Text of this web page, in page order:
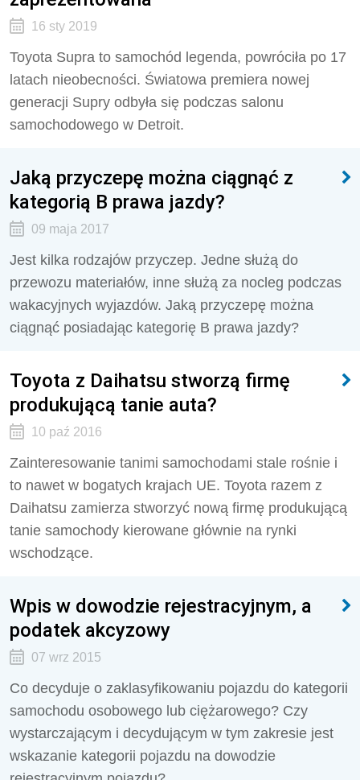
16 sty 2019
Toyota Supra to samochód legenda, powróciła po 17
latach nieobecności. Światowa premiera nowej
generacji Supry odbyła się podczas salonu
samochodowego w Detroit.
Jaką przyczepę można ciągnąć z
kategorią B prawa jazdy?
09 maja 2017
Jest kilka rodzajów przyczep. Jedne służą do
przewozu materiałów, inne służą za nocleg podczas
wakacyjnych wyjazdów. Jaką przyczepę można
ciągnąć posiadając kategorię B prawa jazdy?
Toyota z Daihatsu stworzą firmę
produkującą tanie auta?
10 paź 2016
Zainteresowanie tanimi samochodami stale rośnie i
to nawet w bogatych krajach UE. Toyota razem z
Daihatsu zamierza stworzyć nową firmę produkującą
tanie samochody kierowane głównie na rynki
wschodzące.
Wpis w dowodzie rejestracyjnym, a
podatek akcyzowy
07 wrz 2015
Co decyduje o zaklasyfikowaniu pojazdu do kategorii
samochodu osobowego lub ciężarowego? Czy
wystarczającym i decydującym w tym zakresie jest
wskazanie kategorii pojazdu na dowodzie